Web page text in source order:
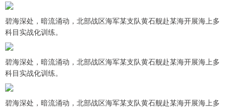
碧海深处，暗流涌动，北部战区海军某支队黄石舰赴某海开展海上多
科目实战化训练。
碧海深处，暗流涌动，北部战区海军某支队黄石舰赴某海开展海上多
科目实战化训练。
碧海深处，暗流涌动，北部战区海军某支队黄石舰赴某海开展海上多